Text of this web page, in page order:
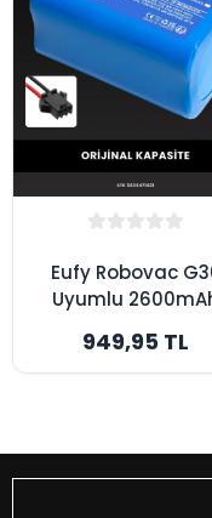
Eufy Robovac
Uyumlu
Bataryası - Orijinal
Kapasite
949,95 TL